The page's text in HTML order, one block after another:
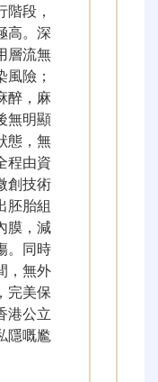
段，
高。深
層流無
險；
醉，麻
無明顯
態，無
程由資
創技術
胚胎組
膜，減
。同時
，無外
完美保
港公立
隱嘅尷